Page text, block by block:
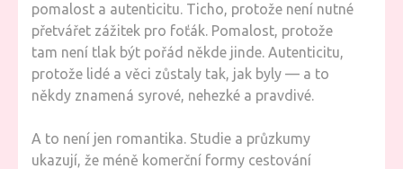
pomalost a autenticitu. Ticho, protože není nutné
přetvářet zážitek pro foťák. Pomalost, protože
tam není tlak být pořád někde jinde. Autenticitu,
protože lidé a věci zůstaly tak, jak byly — a to
někdy znamená syrové, nehezké a pravdivé.
A to není jen romantika. Studie a průzkumy
ukazují, že méně komerční formy cestování